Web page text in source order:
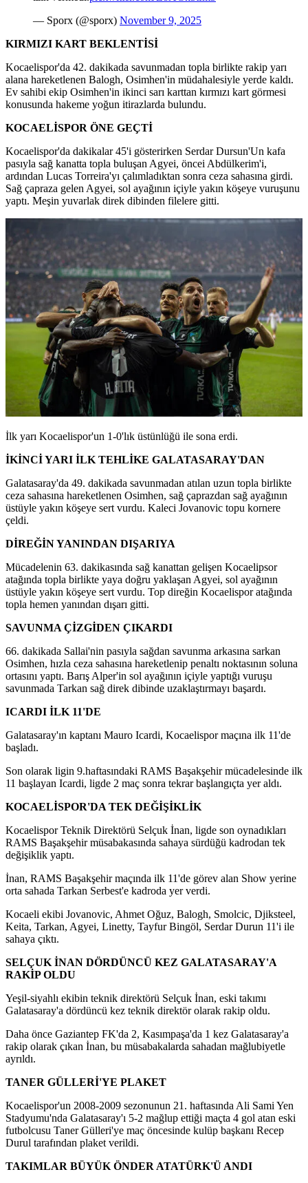
— Sporx (@sporx) November 9, 2025
KIRMIZI KART BEKLENTİSİ
Kocaelispor'da 42. dakikada savunmadan topla birlikte rakip yarı
alana hareketlenen Balogh, Osimhen'in müdahalesiyle yerde kaldı.
Ev sahibi ekip Osimhen'in ikinci sarı karttan kırmızı kart görmesi
konusunda hakeme yoğun itirazlarda bulundu.
KOCAELİSPOR ÖNE GEÇTİ
Kocaelispor'da dakikalar 45'i gösterirken Serdar Dursun'Un kafa
pasıyla sağ kanatta topla buluşan Agyei, öncei Abdülkerim'i,
ardından Lucas Torreira'yı çalımladıktan sonra ceza sahasına girdi.
Sağ çapraza gelen Agyei, sol ayağının içiyle yakın köşeye vuruşunu
yaptı. Meşin yuvarlak direk dibinden filelere gitti.
İlk yarı Kocaelispor'un 1-0'lık üstünlüğü ile sona erdi.
İKİNCİ YARI İLK TEHLİKE GALATASARAY'DAN
Galatasaray'da 49. dakikada savunmadan atılan uzun topla birlikte
ceza sahasına hareketlenen Osimhen, sağ çaprazdan sağ ayağının
üstüyle yakın köşeye sert vurdu. Kaleci Jovanovic topu kornere
çeldi.
DİREĞİN YANINDAN DIŞARIYA
Mücadelenin 63. dakikasında sağ kanattan gelişen Kocaelipsor
atağında topla birlikte yaya doğru yaklaşan Agyei, sol ayağının
üstüyle yakın köşeye sert vurdu. Top direğin Kocaelispor atağında
topla hemen yanından dışarı gitti.
SAVUNMA ÇİZGİDEN ÇIKARDI
66. dakikada Sallai'nin pasıyla sağdan savunma arkasına sarkan
Osimhen, hızla ceza sahasına hareketlenip penaltı noktasının soluna
ortasını yaptı. Barış Alper'in sol ayağının içiyle yaptığı vuruşu
savunmada Tarkan sağ direk dibinde uzaklaştırmayı başardı.
ICARDI İLK 11'DE
Galatasaray'ın kaptanı Mauro Icardi, Kocaelispor maçına ilk 11'de
başladı.
Son olarak ligin 9.haftasındaki RAMS Başakşehir mücadelesinde ilk
11 başlayan Icardi, ligde 2 maç sonra tekrar başlangıçta yer aldı.
KOCAELİSPOR'DA TEK DEĞİŞİKLİK
Kocaelispor Teknik Direktörü Selçuk İnan, ligde son oynadıkları
RAMS Başakşehir müsabakasında sahaya sürdüğü kadrodan tek
değişiklik yaptı.
İnan, RAMS Başakşehir maçında ilk 11'de görev alan Show yerine
orta sahada Tarkan Serbest'e kadroda yer verdi.
Kocaeli ekibi Jovanovic, Ahmet Oğuz, Balogh, Smolcic, Djiksteel,
Keita, Tarkan, Agyei, Linetty, Tayfur Bingöl, Serdar Durun 11'i ile
sahaya çıktı.
SELÇUK İNAN DÖRDÜNCÜ KEZ GALATASARAY'A
RAKİP OLDU
Yeşil-siyahlı ekibin teknik direktörü Selçuk İnan, eski takımı
Galatasaray'a dördüncü kez teknik direktör olarak rakip oldu.
Daha önce Gaziantep FK'da 2, Kasımpaşa'da 1 kez Galatasaray'a
rakip olarak çıkan İnan, bu müsabakalarda sahadan mağlubiyetle
ayrıldı.
TANER GÜLLERİ'YE PLAKET
Kocaelispor'un 2008-2009 sezonunun 21. haftasında Ali Sami Yen
Stadyumu'nda Galatasaray'ı 5-2 mağlup ettiği maçta 4 gol atan eski
futbolcusu Taner Gülleri'ye maç öncesinde kulüp başkanı Recep
Durul tarafından plaket verildi.
TAKIMLAR BÜYÜK ÖNDER ATATÜRK'Ü ANDI